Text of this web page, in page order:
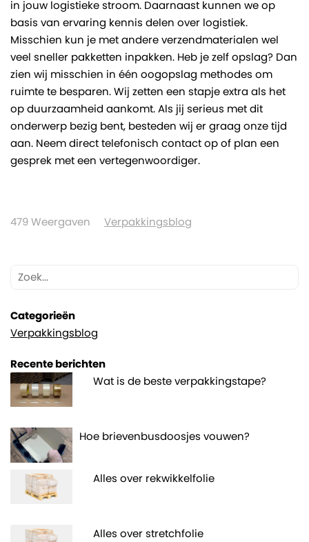
in jouw logistieke stroom. Daarnaast kunnen we op
basis van ervaring kennis delen over logistiek.
Misschien kun je met andere verzendmaterialen wel
veel sneller pakketten inpakken. Heb je zelf opslag? Dan
zien wij misschien in één oogopslag methodes om
ruimte te besparen. Wij zetten een stapje extra als het
op duurzaamheid aankomt. Als jij serieus met dit
onderwerp bezig bent, besteden wij er graag onze tijd
aan. Neem direct telefonisch contact op of plan een
gesprek met een vertegenwoordiger.
479Weergaven Verpakkingsblog
Categorieën
Verpakkingsblog
Recente berichten
Wat is de beste verpakkingstape?
Hoe brievenbusdoosjes vouwen?
Alles over rekwikkelfolie
Alles over stretchfolie